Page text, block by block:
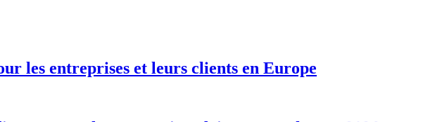
les entreprises et leurs clients en Europe